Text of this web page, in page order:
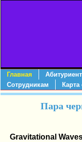
Главная
Сотрудникам
Карта
Пара
Gravitational